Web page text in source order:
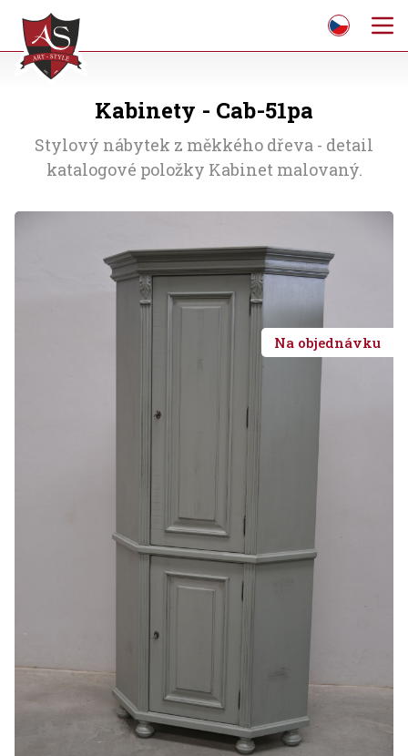
Kabinety - Cab-51pa
Stylový nábytek z měkkého dřeva - detail
katalogové položky Kabinet malovaný.
Na objednávku